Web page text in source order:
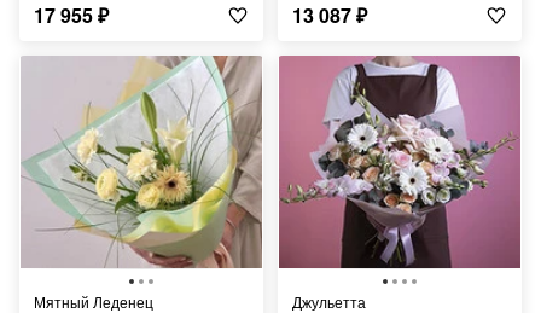
17 955₽ 13 087₽
Мятный Леденец Джульетта